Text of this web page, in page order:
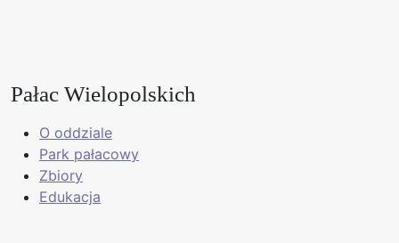
Pałac Wielopolskich
O oddziale
Park pałacowy
Zbiory
Edukacja